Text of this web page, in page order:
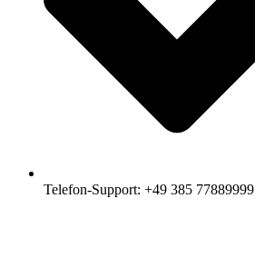
Telefon-Support: +49 385 77889999